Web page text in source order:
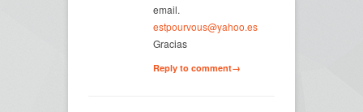
email.
estpourvous@yahoo.es
Gracias
Reply to comment→